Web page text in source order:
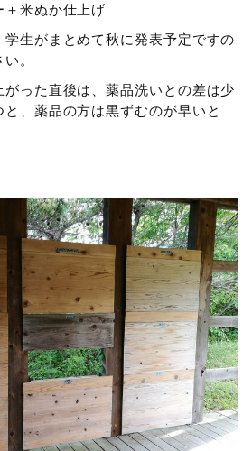
米ぬか仕上げ
生がまとめて秋に発表予定ですの
。
った直後は、薬品洗いとの差は少
、薬品の方は黒ずむのが早いと